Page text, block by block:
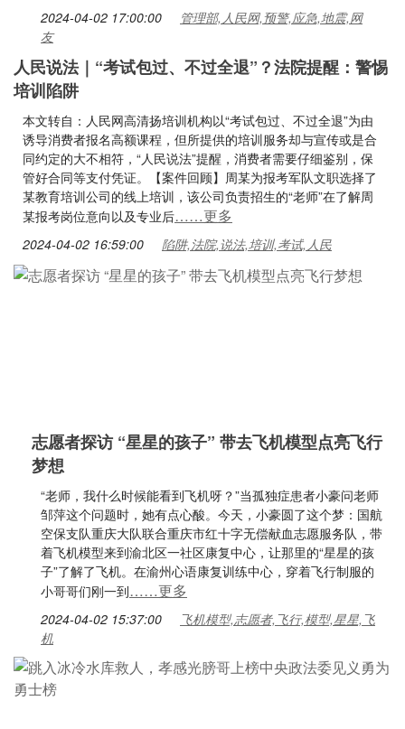
2024-04-02 17:00:00
管理部,人民网,预警,应急,地震,网
友
人民说法｜“考试包过、不过全退”？法院提醒：警惕
培训陷阱
本文转自：人民网高清扬培训机构以“考试包过、不过全退”为由
诱导消费者报名高额课程，但所提供的培训服务却与宣传或是合
同约定的大不相符，“人民说法”提醒，消费者需要仔细鉴别，保
管好合同等支付凭证。【案件回顾】周某为报考军队文职选择了
某教育培训公司的线上培训，该公司负责招生的“老师”在了解周
某报考岗位意向以及专业后……更多
2024-04-02 16:59:00 陷阱,法院,说法,培训,考试,人民
志愿者探访 “星星的孩子” 带去飞机模型点亮飞行
梦想
“老师，我什么时候能看到飞机呀？”当孤独症患者小豪问老师
邹萍这个问题时，她有点心酸。今天，小豪圆了这个梦：国航
空保支队重庆大队联合重庆市红十字无偿献血志愿服务队，带
着飞机模型来到渝北区一社区康复中心，让那里的“星星的孩
子”了解了飞机。在渝州心语康复训练中心，穿着飞行制服的
小哥哥们刚一到……更多
2024-04-02 15:37:00
飞机模型,志愿者,飞行,模型,星星,飞
机